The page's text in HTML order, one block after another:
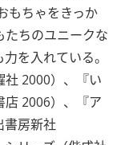
もちゃをきっか
たちのユニークな
を入れている。
2000）、『い
店 2006）、『ア
書房新社